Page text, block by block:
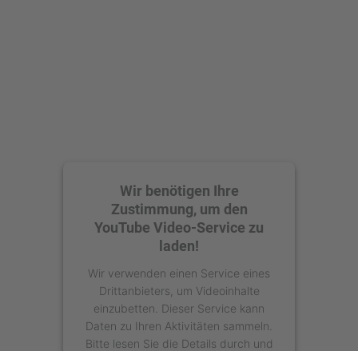
Wir benötigen Ihre
Zustimmung, um den
YouTube Video-Service zu
laden!
Wir verwenden einen Service eines
Drittanbieters, um Videoinhalte
einzubetten. Dieser Service kann
Daten zu Ihren Aktivitäten sammeln.
Bitte lesen Sie die Details durch und